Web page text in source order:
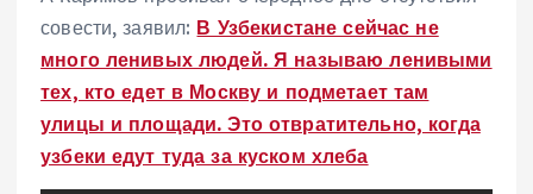
совести, заявил: В Узбекистане сейчас не
много ленивых людей. Я называю ленивыми
тех, кто едет в Москву и подметает там
улицы и площади. Это отвратительно, когда
узбеки едут туда за куском хлеба